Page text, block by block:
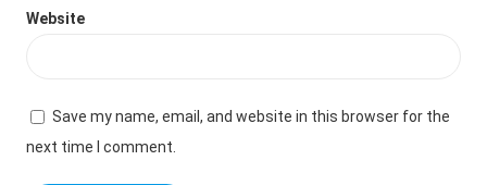
Website
Save my name, email, and website in this browser for the
next time I comment.